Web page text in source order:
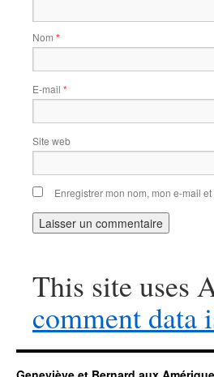
Nom *
E-mail *
Site web
Enregistrer mon nom, mon e-mail
This site uses
comment data